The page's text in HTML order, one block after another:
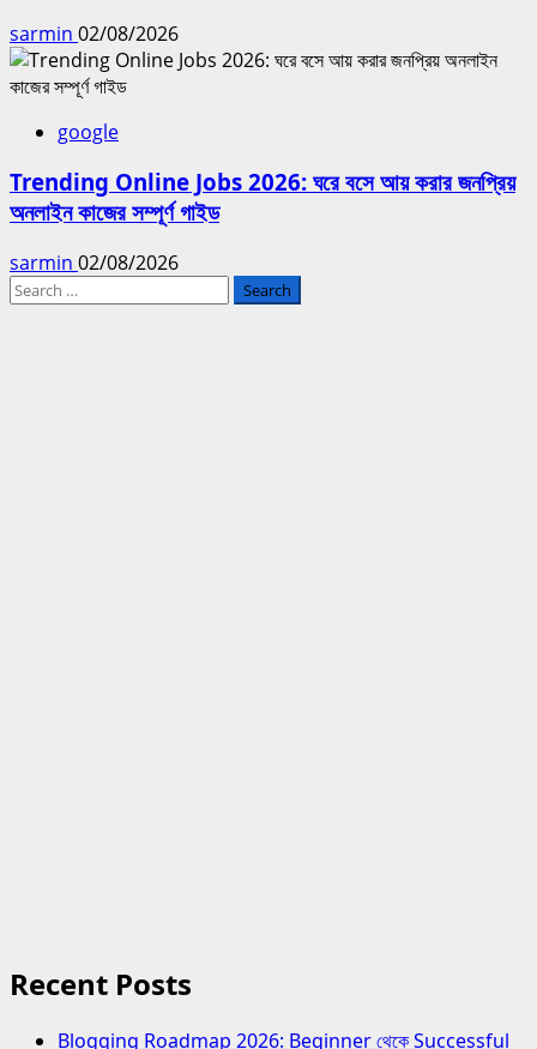
sarmin 02/08/2026
google
Trending Online Jobs 2026: ঘরে বসে আয় করার জনপ্রিয়
অনলাইন কাজের সম্পূর্ণ গাইড
sarmin 02/08/2026
Search
Recent Posts
Blogging Roadmap 2026: Beginner থেকে Successful